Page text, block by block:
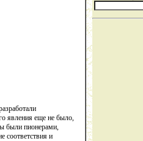
явления еще не было,
были пионерами,
соответствия и